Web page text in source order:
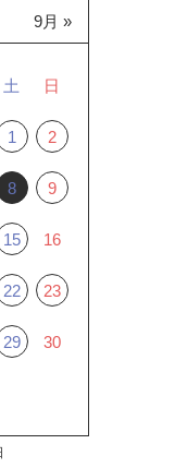
土 日
1 2
8 9
15 16
22 23
29 30
9月 »